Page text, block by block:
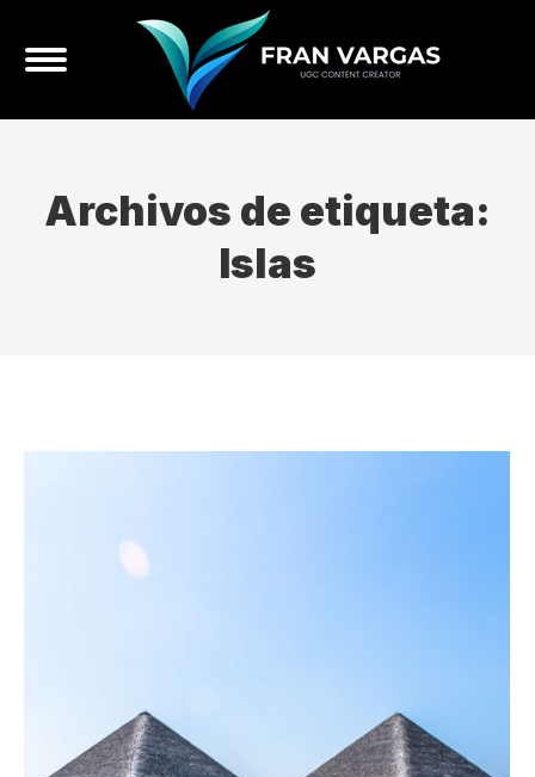
Archivos de etiqueta:
Islas